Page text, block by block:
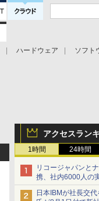
ハードウェア
ソフト
アクセスラン
1時間 24時間
リコージャパンと
携、社内6000人の
商談記録 for
日本IBMが社長交